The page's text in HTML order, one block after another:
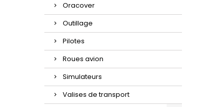
Oracover
Outillage
Pilotes
Roues avion
Simulateurs
Valises de transport